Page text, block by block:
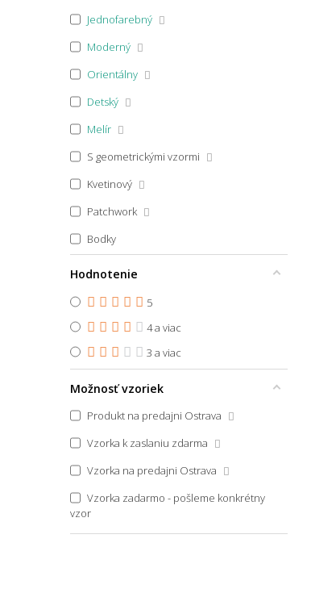
45x70 půlkruh
45x75
45x75 půlkruh
45x140
45x150
46x61
47x140
48x75
48x76
Jednofarebný
Moderný
Orientálny
Detský
Melír
S geometrickými vzormi
Kvetinový
Patchwork
Bodky
Škandinávsky
Vintage
Hodnotenie
5
4 a viac
3 a viac
Možnosť vzoriek
Produkt na predajni Ostrava
Vzorka k zaslaniu zdarma
Vzorka na predajni Ostrava
Vzorka zadarmo - pošleme konkrétny
vzor